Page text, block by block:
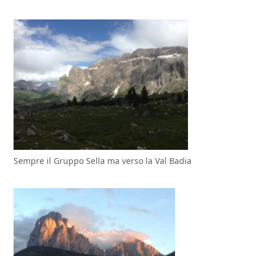
Sempre il Gruppo Sella ma verso la Val Badia